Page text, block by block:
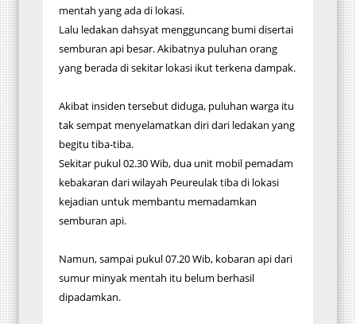
mentah yang ada di lokasi.
Lalu ledakan dahsyat mengguncang bumi disertai
semburan api besar. Akibatnya puluhan orang
yang berada di sekitar lokasi ikut terkena dampak.
Akibat insiden tersebut diduga, puluhan warga itu
tak sempat menyelamatkan diri dari ledakan yang
begitu tiba-tiba.
Sekitar pukul 02.30 Wib, dua unit mobil pemadam
kebakaran dari wilayah Peureulak tiba di lokasi
kejadian untuk membantu memadamkan
semburan api.
Namun, sampai pukul 07.20 Wib, kobaran api dari
sumur minyak mentah itu belum berhasil
dipadamkan.